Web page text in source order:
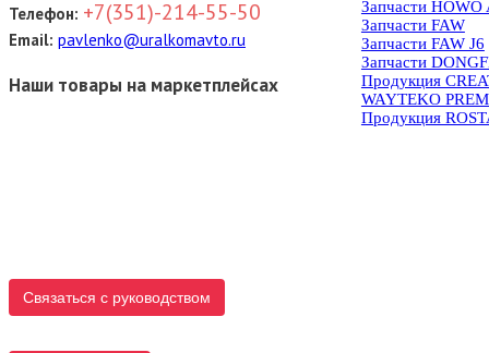
Телефон: +7(351)-214-55-50
Email: pavlenko@uralkomavto.ru
Наши товары на маркетплейсах
Связаться с руководством
Запчасти HOWO
Запчасти FAW
Запчасти FAW J6
Запчасти
Продукция
WAYTEKO
Продукция